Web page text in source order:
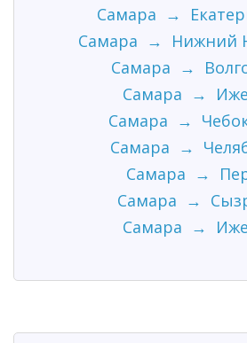
Самара →
Самара → Нижний
Самара →
Самара →
Самара →
Самара →
Самара →
Самара →
Самара →